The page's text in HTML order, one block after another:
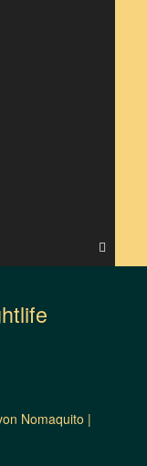
Nomaquito |